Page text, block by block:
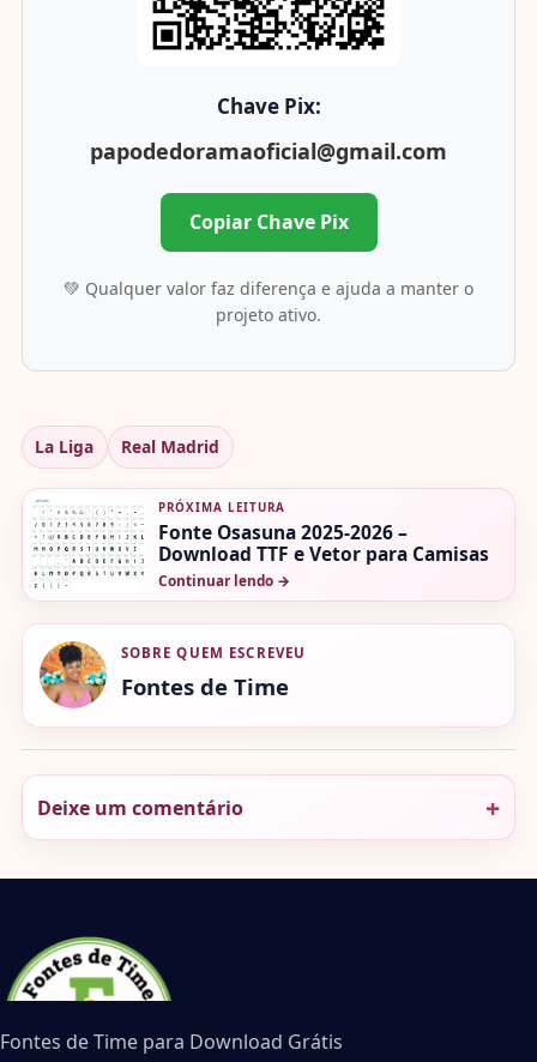
Chave Pix:
papodedoramaoficial@gmail.com
Copiar Chave Pix
💚 Qualquer valor faz diferença e ajuda a manter o
projeto ativo.
La Liga Real Madrid
PRÓXIMA LEITURA
Fonte Osasuna 2025-2026 –
Download TTF e Vetor para Camisas
Continuar lendo →
SOBRE QUEM ESCREVEU
Fontes de Time
Deixe um comentário
Fontes de Time para Download Grátis